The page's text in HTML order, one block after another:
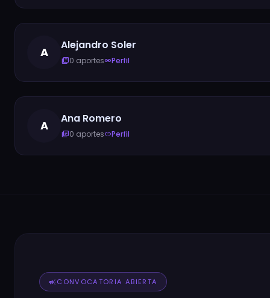
A Alejandro Soler
library_books0 aporteslinkPerfil
A Ana Romero
library_books0 aporteslinkPerfil
campaignCONVOCATORIA ABIERTA